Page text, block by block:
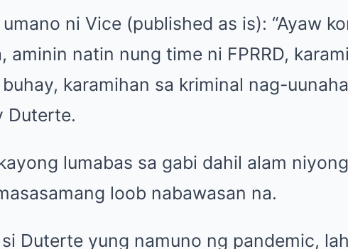
ni Vice (published as is): “Ayaw
aminin natin nung time ni FPRRD,
karamihan sa kriminal nag-
Duterte.
lumabas sa gabi dahil alam
loob nabawasan na.
si Duterte yung namuno ng pandemic,